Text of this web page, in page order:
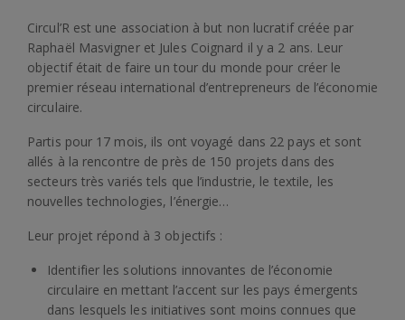
Circul’R est une association à but non lucratif créée par
Raphaël Masvigner et Jules Coignard il y a 2 ans. Leur
objectif était de faire un tour du monde pour créer le
premier réseau international d’entrepreneurs de l’économie
circulaire.
Partis pour 17 mois, ils ont voyagé dans 22 pays et sont
allés à la rencontre de près de 150 projets dans des
secteurs très variés tels que l’industrie, le textile, les
nouvelles technologies, l’énergie…
Leur projet répond à 3 objectifs :
Identifier les solutions innovantes de l’économie
circulaire en mettant l’accent sur les pays émergents
dans lesquels les initiatives sont moins connues que